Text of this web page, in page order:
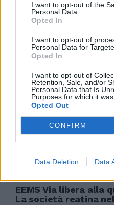
I want to opt-out of the
Personal Data.
Opted In
I want to opt-out of
Personal Data for
Opted In
I want to opt-out of
Retention, Sale, and/or
Personal Data that Is
Purposes for which it was
Opted Out
CONFIRM
Data Deletion Data
Quotazione Avio
progetto da parte di
29/04/2006
LA SARAS, società
della famiglia
ammessa alla
18/04/2006
EEMS Via libera alla
La società reatina